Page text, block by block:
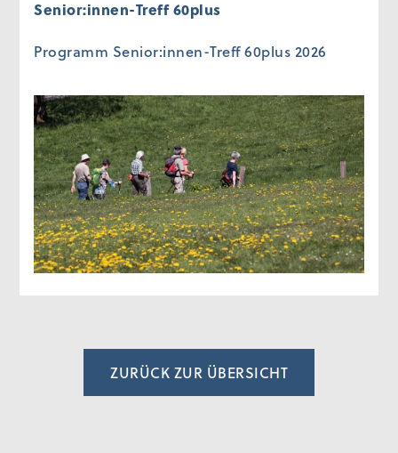
Senior:innen-Treff 60plus
Programm Senior:innen-Treff 60plus 2026
ZURÜCK ZUR ÜBERSICHT